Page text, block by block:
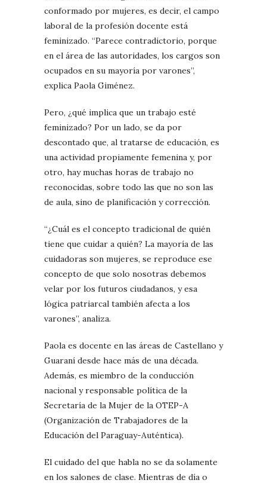
conformado por mujeres, es decir, el campo
laboral de la profesión docente está
feminizado. “Parece contradictorio, porque
en el área de las autoridades, los cargos son
ocupados en su mayoría por varones”,
explica Paola Giménez.
Pero, ¿qué implica que un trabajo esté
feminizado? Por un lado, se da por
descontado que, al tratarse de educación, es
una actividad propiamente femenina y, por
otro, hay muchas horas de trabajo no
reconocidas, sobre todo las que no son las
de aula, sino de planificación y corrección.
“¿Cuál es el concepto tradicional de quién
tiene que cuidar a quién? La mayoría de las
cuidadoras son mujeres, se reproduce ese
concepto de que solo nosotras debemos
velar por los futuros ciudadanos, y esa
lógica patriarcal también afecta a los
varones”, analiza.
Paola es docente en las áreas de Castellano y
Guaraní desde hace más de una década.
Además, es miembro de la conducción
nacional y responsable política de la
Secretaría de la Mujer de la OTEP-A
(Organización de Trabajadores de la
Educación del Paraguay-Auténtica).
El cuidado del que habla no se da solamente
en los salones de clase. Mientras de día o